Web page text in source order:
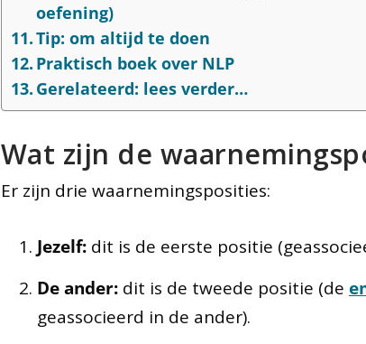
oefening)
Tip: om altijd te doen
Praktisch boek over NLP
Gerelateerd: lees verder…
Wat zijn de
Er zijn drie waarnemingsposities:
Jezelf:dit is de eerste positie
De ander:dit is de tweede positie (de
geassocieerd in de ander).